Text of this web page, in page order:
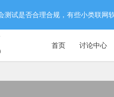
首页 讨论中心
测试是否合理合规，有些小类联网